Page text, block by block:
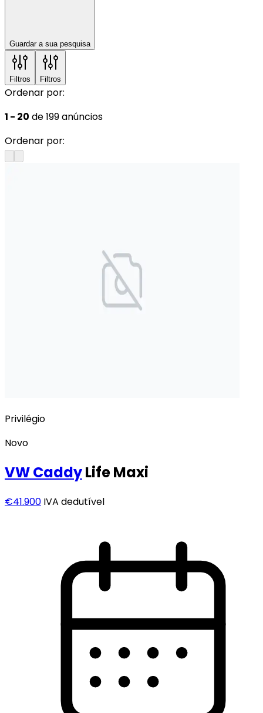
Guardar a sua pesquisa
Filtros Filtros
Ordenar por:
1 - 20 de 199 anúncios
Ordenar por:
Privilégio
Novo
VWCaddyLife Maxi
€41.900 IVA dedutível